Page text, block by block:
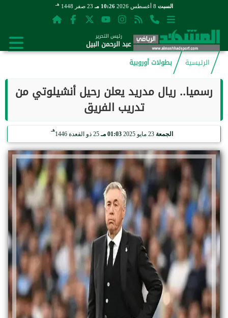
السبت 10:26 مـ 23 صفر 1448 هـ
رئيس التحرير
عبد الرحمن البيل
الرئيسية
بطولات أوروبية
رسميا.. ريال مدريد يعلن رحيل أنشيلوتي من
تدريب الفريق
الجمعة 01:03 مـ 25 ذو القعدة 1446
هـ